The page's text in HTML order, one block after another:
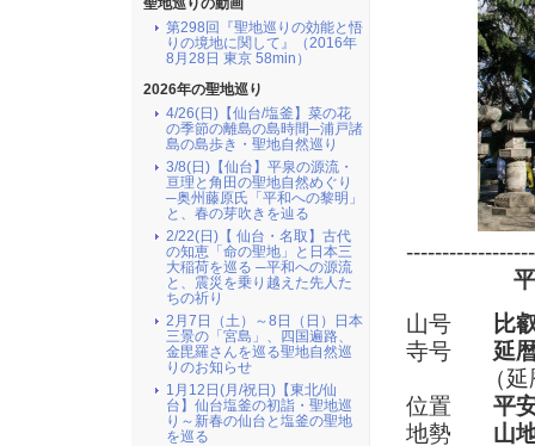
山号
比
寺号
延
（延暦
位置
平
地勢
山
聖地巡りの動画
第298回『聖地巡りの効能と悟
りの境地に関して』（2016年
8月28日 東京 58min）
2026年の聖地巡り
4/26(日)【仙台/塩釜】菜の花
の季節の離島の島時間─浦戸諸
島の島歩き・聖地自然巡り
3/8(日)【仙台】平泉の源流・
亘理と角田の聖地自然めぐり
─奥州藤原氏「平和への黎明」
と、春の芽吹きを辿る
2/22(日)【 仙台・名取】古代
の知恵「命の聖地」と日本三
大稲荷を巡る ─平和への源流
と、震災を乗り越えた先人た
ちの祈り
2月7日（土）～8日（日）日本
三景の「宮島」、四国遍路、
金毘羅さんを巡る聖地自然巡
りのお知らせ
1月12日(月/祝日)【東北/仙
台】仙台塩釜の初詣・聖地巡
り～新春の仙台と塩釜の聖地
を巡る